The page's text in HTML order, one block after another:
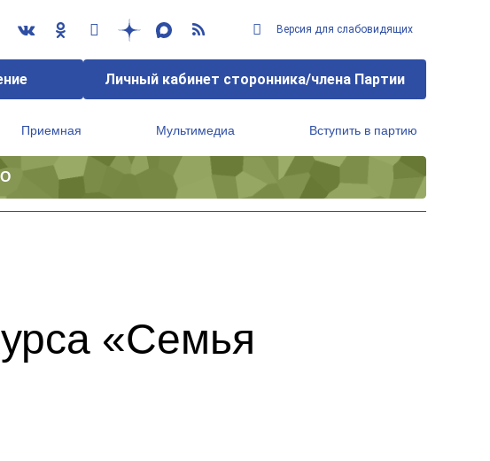
Версия для слабовидящих
Личный кабинет сторонника/члена Партии
Приемная Мультимедиа Вступить в партию
«Семья